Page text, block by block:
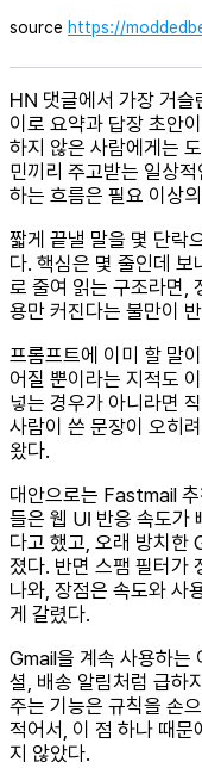
source https://
HN 댓글에서 가장 거슬
이로 요약과 답장 초안
하지 않은 사람에게는
민끼리 주고받는 일상
하는 흐름은 필요 이상
짧게 끝낼 말을 몇 단락
다. 핵심은 몇 줄인데
로 줄여 읽는 구조라면,
용만 커진다는 불만이
프롬프트에 이미 할 말
어질 뿐이라는 지적도
넣는 경우가 아니라면
사람이 쓴 문장이 오히
왔다.
대안으로는 Fastmail
들은 웹 UI 반응 속도가
다고 했고, 오래 방치한
졌다. 반면 스팸 필터가
나와, 장점은 속도와 사
게 갈렸다.
Gmail을 계속 사용하는
셜, 배송 알림처럼 급하
주는 기능은 규칙을 손
적어서, 이 점 하나 때문
지 않았다.